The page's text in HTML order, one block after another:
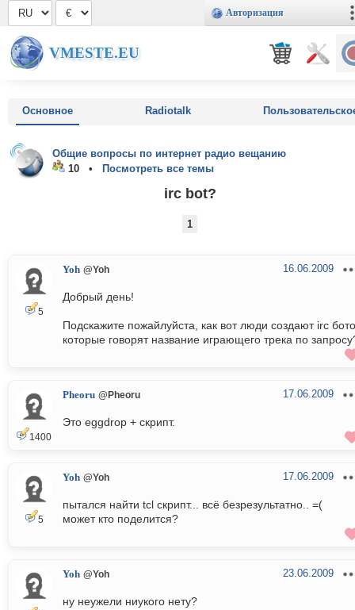
Авторизация
VMESTE.EU
Основное Radiotalk
Общие вопросы по интернет радио вещанию
10 •
Посмотреть все темы
irc bot?
1
5
Yoh @Yoh 16.06.2009
Добрый день!
Подскажите пожайлуйста, как вот люди создают irc
которые говорят название играющего трека по
1400
Pheoru @Pheoru 17.06.2009
Это eggdrop + скрипт.
5
Yoh @Yoh 17.06.2009
пытался найти tcl скрипт... всё безрезультатно.. =(
может кто поделится?
Yoh @Yoh 23.06.2009
ну неужели ниукого нету?